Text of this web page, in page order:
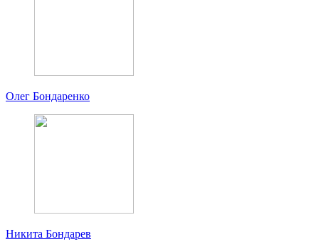
Олег Бондаренко
Никита Бондарев